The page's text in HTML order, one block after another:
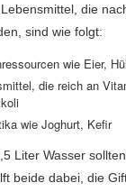
die
sind wie folgt:
wie Eier,
die reich an
wie Joghurt, Kefir
Liter Wasser
beide dabei, die